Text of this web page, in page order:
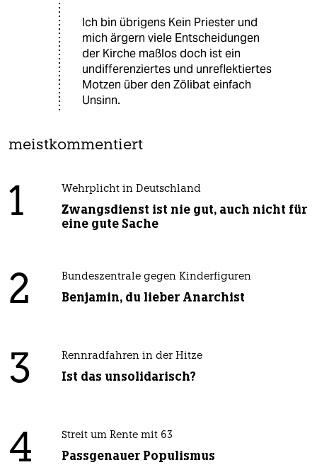
Ich bin übrigens Kein Priester und
mich ärgern viele Entscheidungen
der Kirche maßlos doch ist ein
undifferenziertes und unreflektiertes
Motzen über den Zölibat einfach
Unsinn.
meistkommentiert
1 Wehrplicht in Deutschland
Zwangsdienst ist nie gut, auch nicht für
eine gute Sache
2 Bundeszentrale gegen Kinderfiguren
Benjamin, du lieber Anarchist
3 Rennradfahren in der Hitze
Ist das unsolidarisch?
4 Streit um Rente mit 63
Passgenauer Populismus